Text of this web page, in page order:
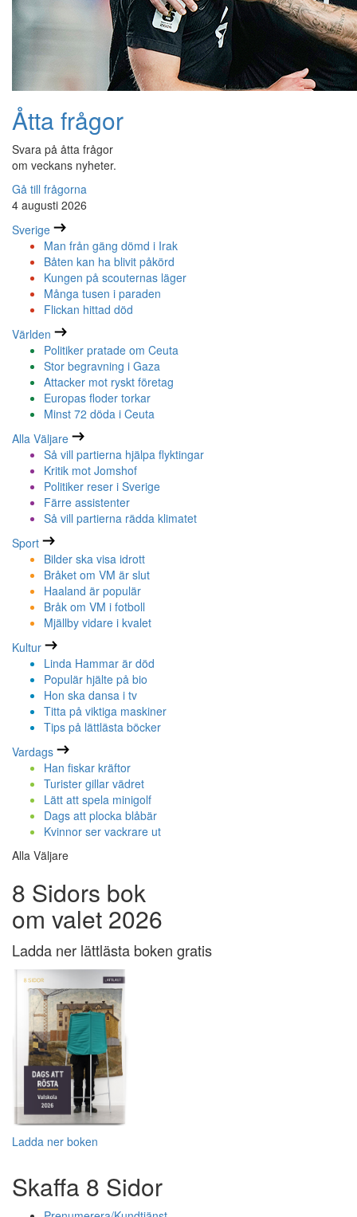
Åtta frågor
Svara på åtta frågor
om veckans nyheter.
Gå till frågorna
4 augusti 2026
Sverige
Man från gäng dömd i Irak
Båten kan ha blivit påkörd
Kungen på scouternas läger
Många tusen i paraden
Flickan hittad död
Världen
Politiker pratade om Ceuta
Stor begravning i Gaza
Attacker mot ryskt företag
Europas floder torkar
Minst 72 döda i Ceuta
Alla Väljare
Så vill partierna hjälpa flyktingar
Kritik mot Jomshof
Politiker reser i Sverige
Färre assistenter
Så vill partierna rädda klimatet
Sport
Bilder ska visa idrott
Bråket om VM är slut
Haaland är populär
Bråk om VM i fotboll
Mjällby vidare i kvalet
Kultur
Linda Hammar är död
Populär hjälte på bio
Hon ska dansa i tv
Titta på viktiga maskiner
Tips på lättlästa böcker
Vardags
Han fiskar kräftor
Turister gillar vädret
Lätt att spela minigolf
Dags att plocka blåbär
Kvinnor ser vackrare ut
Alla Väljare
8 Sidors bok
om valet 2026
Ladda ner lättlästa boken gratis
Ladda ner boken
Skaffa 8 Sidor